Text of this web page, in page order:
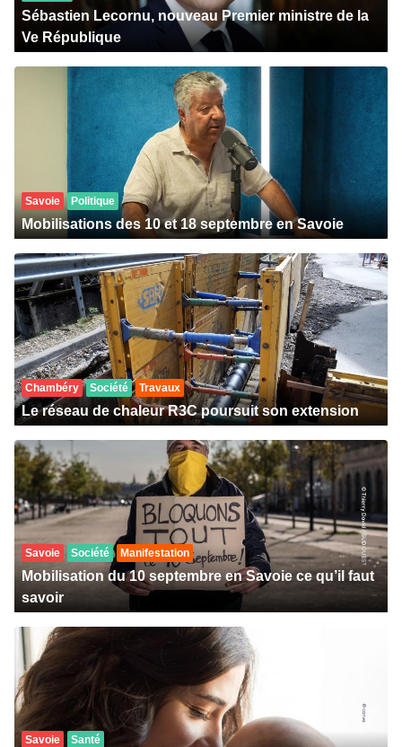
Sébastien Lecornu, nouveau Premier ministre de la
Ve République
Savoie Politique
Mobilisations des 10 et 18 septembre en Savoie
Chambéry Société Travaux
Le réseau de chaleur R3C poursuit son extension
Savoie Société Manifestation
Mobilisation du 10 septembre en Savoie ce qu’il faut
savoir
Savoie Santé